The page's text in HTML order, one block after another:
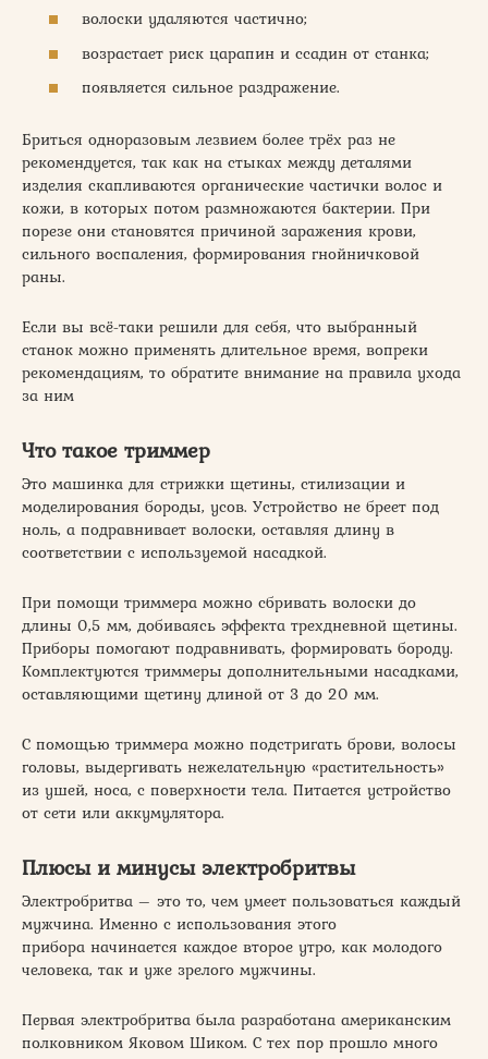
волоски удаляются частично;
возрастает риск царапин и ссадин от станка;
появляется сильное раздражение.
Бриться одноразовым лезвием более трёх раз не
рекомендуется, так как на стыках между деталями
изделия скапливаются органические частички волос и
кожи, в которых потом размножаются бактерии. При
порезе они становятся причиной заражения крови,
сильного воспаления, формирования гнойничковой
раны.
Если вы всё-таки решили для себя, что выбранный
станок можно применять длительное время, вопреки
рекомендациям, то обратите внимание на правила ухода
за ним
Что такое триммер
Это машинка для стрижки щетины, стилизации и
моделирования бороды, усов. Устройство не бреет под
ноль, а подравнивает волоски, оставляя длину в
соответствии с используемой насадкой.
При помощи триммера можно сбривать волоски до
длины 0,5 мм, добиваясь эффекта трехдневной щетины.
Приборы помогают подравнивать, формировать бороду.
Комплектуются триммеры дополнительными насадками,
оставляющими щетину длиной от 3 до 20 мм.
С помощью триммера можно подстригать брови, волосы
головы, выдергивать нежелательную «растительность»
из ушей, носа, с поверхности тела. Питается устройство
от сети или аккумулятора.
Плюсы и минусы электробритвы
Электробритва – это то, чем умеет пользоваться каждый
мужчина. Именно с использования этого
прибора начинается каждое второе утро, как молодого
человека, так и уже зрелого мужчины.
Первая электробритва была разработана американским
полковником Яковом Шиком. С тех пор прошло много